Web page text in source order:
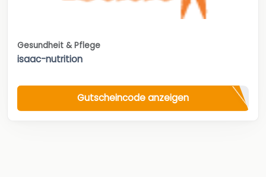
Gesundheit & Pflege
isaac-nutrition
Gutscheincode anzeigen